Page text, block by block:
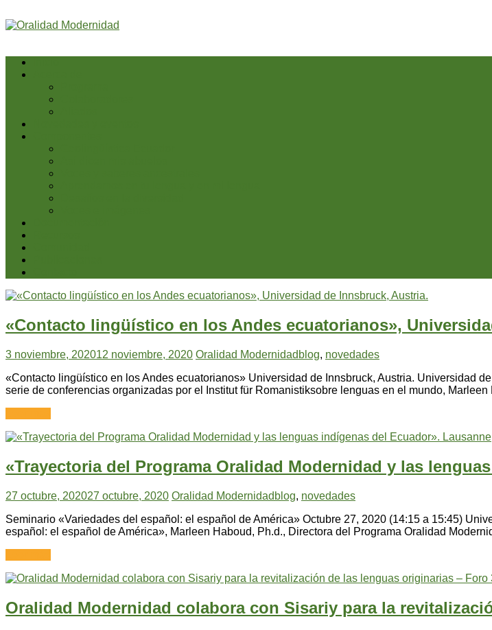
«Contacto lingüístico en los Andes ecuatorianos»,
3 noviembre, 202012 noviembre, 2020 Oralidad Modernidad blog, novedades
«Contacto lingüístico en los Andes ecuatorianos» Universidad de Innsbruck, Austria. Universidad
serie de conferencias organizadas por el Institut für Romanistiksobre lenguas en el mundo,
«Trayectoria del Programa Oralidad Modernidad y las
27 octubre, 202027 octubre, 2020 Oralidad Modernidad blog, novedades
Seminario «Variedades del español: el español de América» Octubre 27, 2020 (14:15 a 15:45)
español: el español de América», Marleen Haboud, Ph.d., Directora del Programa Oralidad
Oralidad Modernidad colabora con Sisariy para la